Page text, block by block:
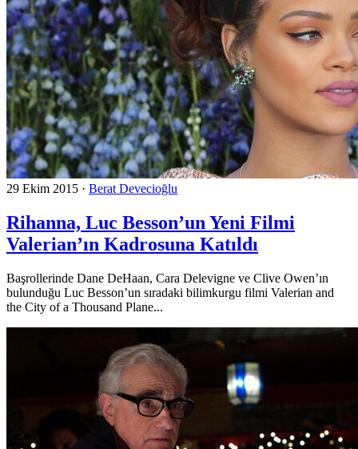
29 Ekim 2015 · Berat Devecioğlu
Rihanna, Luc Besson’un Yeni Filmi
Valerian’ın Kadrosuna Katıldı
Başrollerinde Dane DeHaan, Cara Delevigne ve Clive Owen’ın
bulunduğu Luc Besson’un sıradaki bilimkurgu filmi Valerian and
the City of a Thousand Plane...